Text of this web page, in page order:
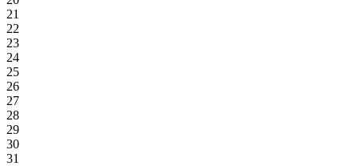
21
22
23
24
25
26
27
28
29
30
31